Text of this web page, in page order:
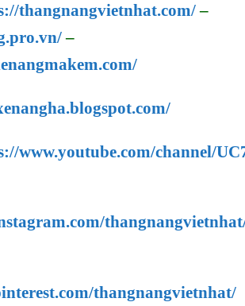
thangnangvietnhat.com/–
–
www.youtube.com/channel/
thangnangvietnhat/